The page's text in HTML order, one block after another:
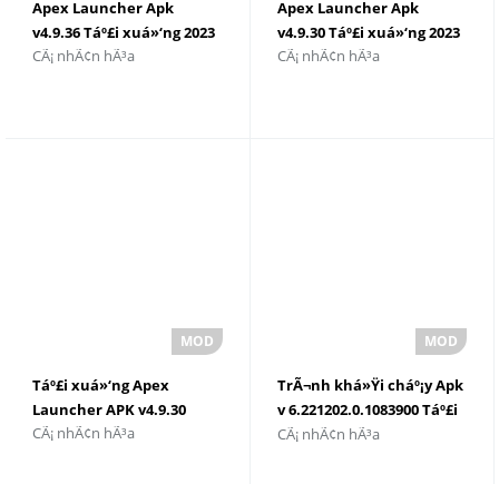
Apex Launcher Apk
v4.9.36 Táº£i xuá»‘ng 2023
CÃ¡ nhÃ¢n hÃ³a
Apex Launcher Apk
v4.9.30 Táº£i xuá»‘ng 2023
CÃ¡ nhÃ¢n hÃ³a
Táº£i xuá»‘ng Apex
Launcher APK v4.9.30
CÃ¡ nhÃ¢n hÃ³a
TrÃ¬nh khá»Ÿi cháº¡y Apk
v 6.221202.0.1083900 Táº£i
xuá»‘ng
CÃ¡ nhÃ¢n hÃ³a